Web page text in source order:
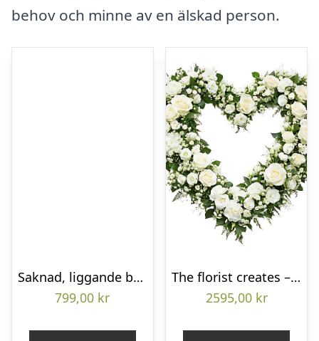
behov och minne av en älskad person.
Saknad, liggande bukett
799,00 kr
The florist creates – Funeral heart
2595,00 kr